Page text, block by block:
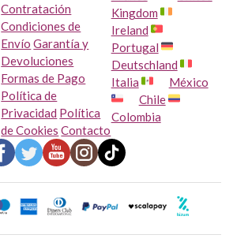
Contratación
Condiciones de
Envío Garantía y
Devoluciones
Formas de Pago
Política de
Privacidad Política
de Cookies Contacto
Kingdom
Ireland
Portugal
Deutschland
Italia
México
Chile
Colombia